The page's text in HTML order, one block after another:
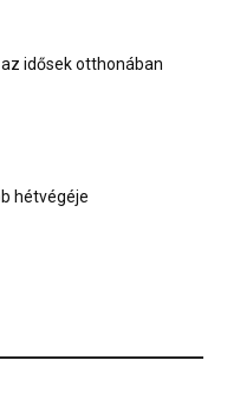
idősek otthonában
hétvégéje